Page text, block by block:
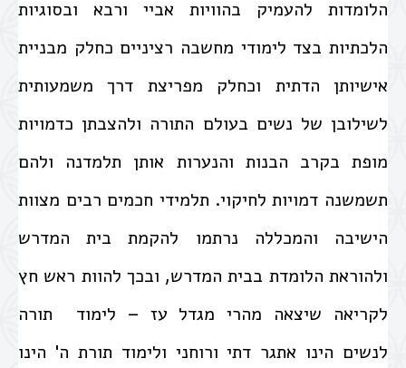
הלומדות להעמיק בהוויות אביי ורבא ובסוגיות
הלכתיות בצד לימודי מחשבה רציניים כחלק מבניית
אישיותן הדתית וכחלק מפריצת דרך משמעותית
לשילובן של נשים בעולם התורה ולהצבתן כדמויות
מופת בקרב הבנות והנערות אותן תלמדנה ולהם
תשמשנה דמויות לחיקוי. תלמידי חכמים רבים מצוות
הישיבה והמכללה נרתמו להקמת בית המדרש
ולהוראת הלומדת בבית המדרש, ובכך להוות ראש חץ
לקריאה שיצאה מהרי מגדל עז – לימוד תורה
לנשים הינו אתגר דתי ורוחני ולימוד תורת ה' הינו